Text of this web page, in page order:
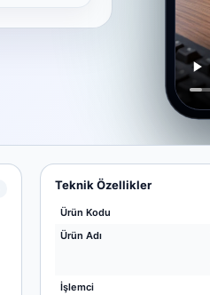
Teknik Özellikler
Ürün Kodu
Ürün Adı
İşlemci